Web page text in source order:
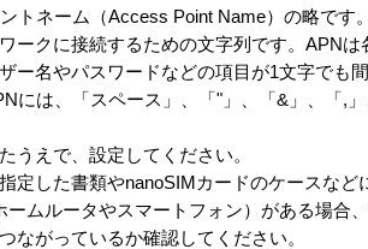
トネーム（Access Point Name）の略です。
ークに接続するための文字列です。APN
ー名やパスワードなどの項目が1文字でも
には、「スペース」、「"」、「&」、「,
うえで、設定してください。
定した書類やnanoSIMカードのケースなど
ームルータやスマートフォン）がある場合
ながっているか確認してください。